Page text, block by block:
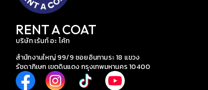
RENT A COAT
บริษัท เร้นท์ อะ โค้ท
สำนักงานใหญ่ 99/9 ซอยอินทามระ 18 แขวง
รัชดาภิเษก เขตดินแดง กรุงเทพมหานคร 10400